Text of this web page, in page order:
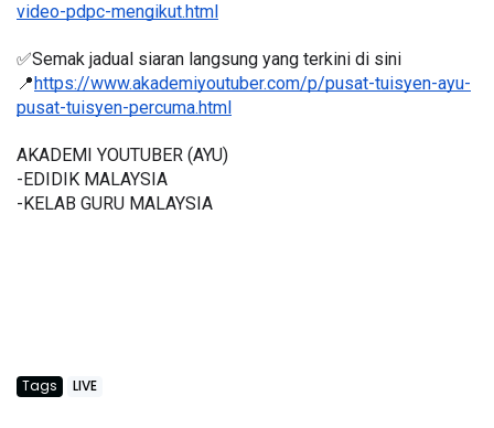
video-pdpc-mengikut.html
✅Semak jadual siaran langsung yang terkini di sini
📍 https://www.akademiyoutuber.com/p/pusat-tuisyen-ayu-
pusat-tuisyen-percuma.html
AKADEMI YOUTUBER (AYU)
-EDIDIK MALAYSIA
-KELAB GURU MALAYSIA
Tags LIVE